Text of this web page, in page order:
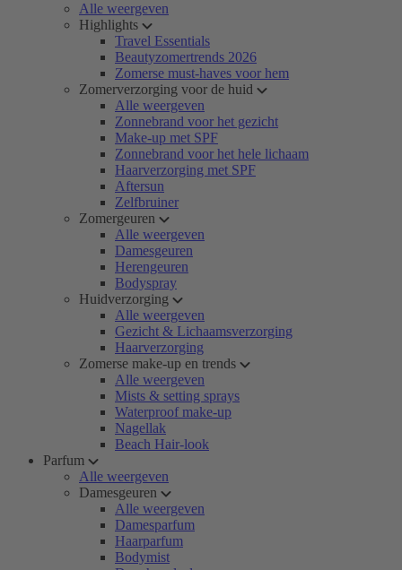
Alle weergeven
Highlights
Travel Essentials
Beautyzomertrends 2026
Zomerse must-haves voor hem
Zomerverzorging voor de huid
Alle weergeven
Zonnebrand voor het gezicht
Make-up met SPF
Zonnebrand voor het hele lichaam
Haarverzorging met SPF
Aftersun
Zelfbruiner
Zomergeuren
Alle weergeven
Damesgeuren
Herengeuren
Bodyspray
Huidverzorging
Alle weergeven
Gezicht & Lichaamsverzorging
Haarverzorging
Zomerse make-up en trends
Alle weergeven
Mists & setting sprays
Waterproof make-up
Nagellak
Beach Hair-look
Parfum
Alle weergeven
Damesgeuren
Alle weergeven
Damesparfum
Haarparfum
Bodymist